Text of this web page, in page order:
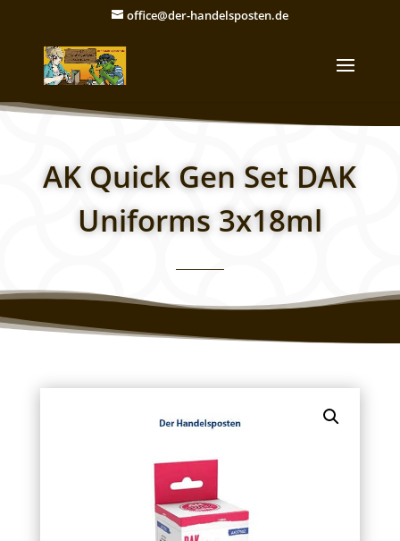
office@der-handelsposten.de
AK Quick Gen Set DAK
Uniforms 3x18ml